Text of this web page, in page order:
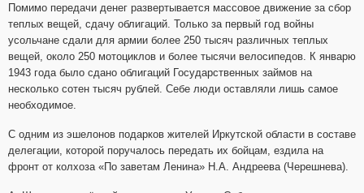
Помимо передачи денег развертывается массовое движение за сбор
теплых вещей, сдачу облигаций. Только за первый год войны
усольчане сдали для армии более 250 тысяч различных теплых
вещей, около 250 мотоциклов и более тысячи велосипедов. К январю
1943 года было сдано облигаций Государственных займов на
несколько сотен тысяч рублей. Себе люди оставляли лишь самое
необходимое.
С одним из эшелонов подарков жителей Иркутской области в составе
делегации, которой поручалось передать их бойцам, ездила на
фронт от колхоза «По заветам Ленина» Н.А. Андреева (Черешнева).